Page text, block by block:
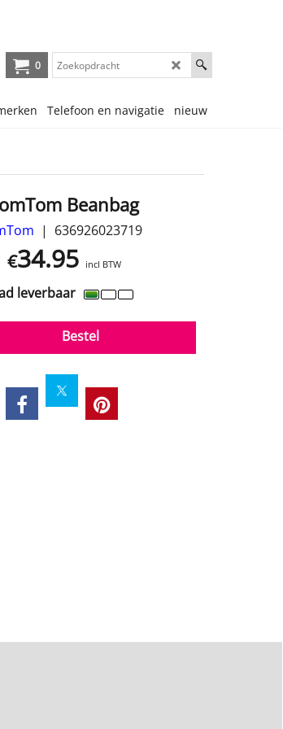
0
Telefoon en navigatie nieuw
Beanbag
636926023719
€34.95 incl BTW
leverbaar
Bestel